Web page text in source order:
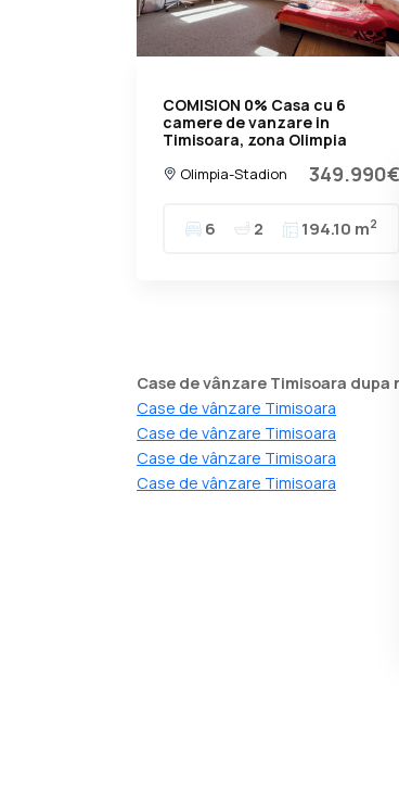
COMISION 0% Casa cu 6
camere de vanzare in
Timisoara, zona Olimpia
Olimpia-Stadion 349.990€
6 2 194.10 m2
Case de vânzare Timisoara dupa
Case de vânzare Timisoara
Case de vânzare Timisoara
Case de vânzare Timisoara
Case de vânzare Timisoara